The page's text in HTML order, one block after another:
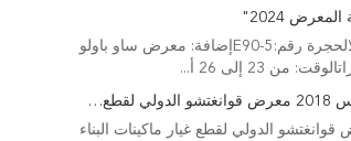
2024"
1إكسبو 2024 البرازيلالحجرة رقم:E90-5إضافة: معرض ساو باولو
من 23 إلى 26 أ...
أغسطس 2018 معرض قوانغتشو الدولي لقطع غيار ماكينات البناء